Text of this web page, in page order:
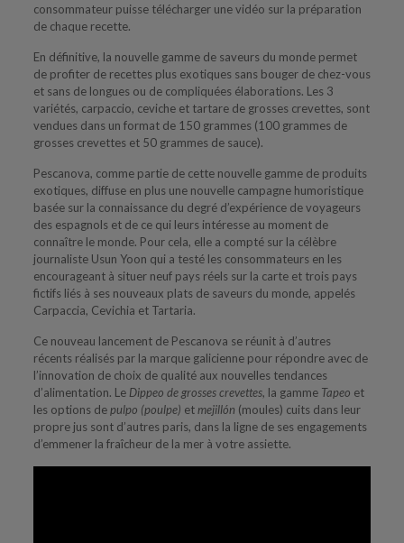
consommateur puisse télécharger une vidéo sur la préparation
de chaque recette.
En définitive, la nouvelle gamme de saveurs du monde permet
de profiter de recettes plus exotiques sans bouger de chez-vous
et sans de longues ou de compliquées élaborations. Les 3
variétés, carpaccio, ceviche et tartare de grosses crevettes, sont
vendues dans un format de 150 grammes (100 grammes de
grosses crevettes et 50 grammes de sauce).
Pescanova, comme partie de cette nouvelle gamme de produits
exotiques, diffuse en plus une nouvelle campagne humoristique
basée sur la connaissance du degré d’expérience de voyageurs
des espagnols et de ce qui leurs intéresse au moment de
connaître le monde. Pour cela, elle a compté sur la célèbre
journaliste Usun Yoon qui a testé les consommateurs en les
encourageant à situer neuf pays réels sur la carte et trois pays
fictifs liés à ses nouveaux plats de saveurs du monde, appelés
Carpaccia, Cevichia et Tartaria.
Ce nouveau lancement de Pescanova se réunit à d’autres
récents réalisés par la marque galicienne pour répondre avec de
l’innovation de choix de qualité aux nouvelles tendances
d’alimentation. Le Dippeo de grosses crevettes, la gamme Tapeo et
les options depulpo (poulpe) etmejillón (moules) cuits dans leur
propre jus sont d’autres paris, dans la ligne de ses engagements
d’emmener la fraîcheur de la mer à votre assiette.